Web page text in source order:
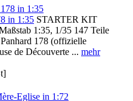
in 1:35 STARTER KIT
1:35, 1/35 147 Teile
178 (offizielle
de Découverte ... mehr